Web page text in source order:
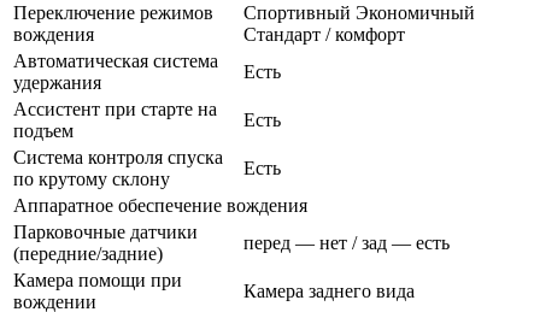
Переключение режимов
вождения
Спортивный Экономичный
Стандарт / комфорт
Автоматическая система
удержания
Есть
Ассистент при старте на
подъем
Есть
Система контроля спуска
по крутому склону
Есть
Аппаратное обеспечение вождения
Парковочные датчики
(передние/задние)
перед — нет / зад — есть
Камера помощи при
вождении
Камера заднего вида